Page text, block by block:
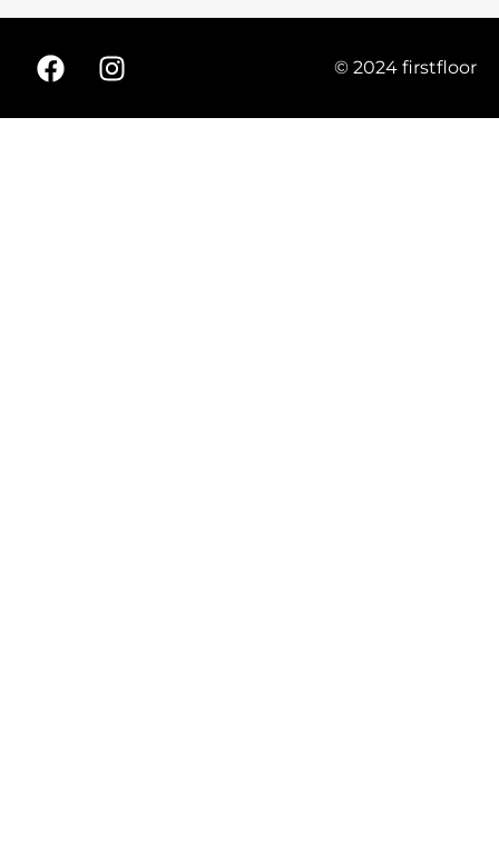
© 2024 firstfloor